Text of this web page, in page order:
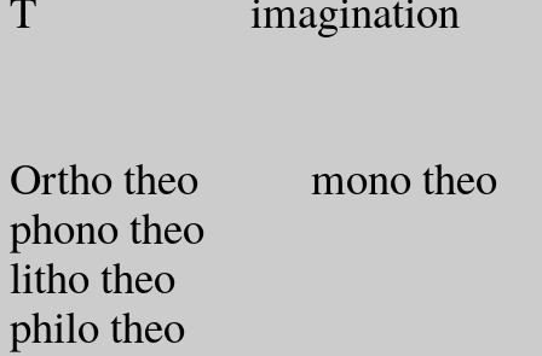
Ortho theo mono
phono theo
litho theo
philo theo